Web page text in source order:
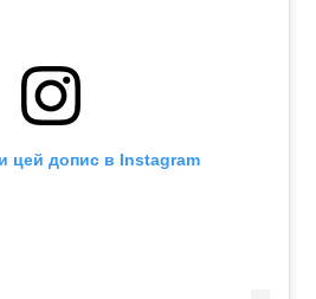
цей допис в Instagram